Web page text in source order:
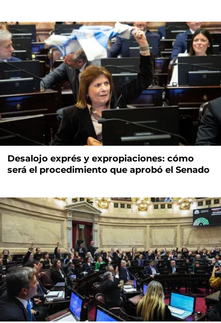
Desalojo exprés y expropiaciones: cómo
será el procedimiento que aprobó el Senado